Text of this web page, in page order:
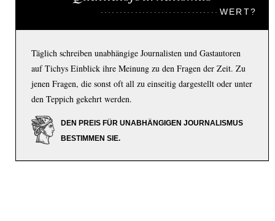
WERT?
Täglich schreiben unabhängige Journalisten und Gastautoren
auf Tichys Einblick ihre Meinung zu den Fragen der Zeit. Zu
jenen Fragen, die sonst oft all zu einseitig dargestellt oder unter
den Teppich gekehrt werden.
DEN PREIS FÜR UNABHÄNGIGEN JOURNALISMUS
BESTIMMEN SIE.